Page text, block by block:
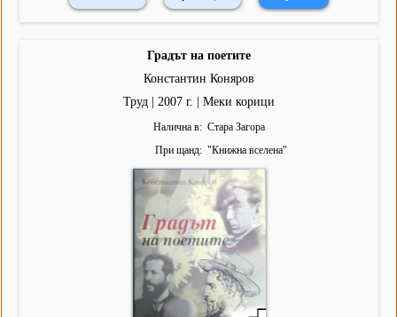
Градът на поетите
Константин Коняров
Труд | 2007 г. | Меки корици
Налична в
Стара Загора
При щанд
"Книжна вселена"